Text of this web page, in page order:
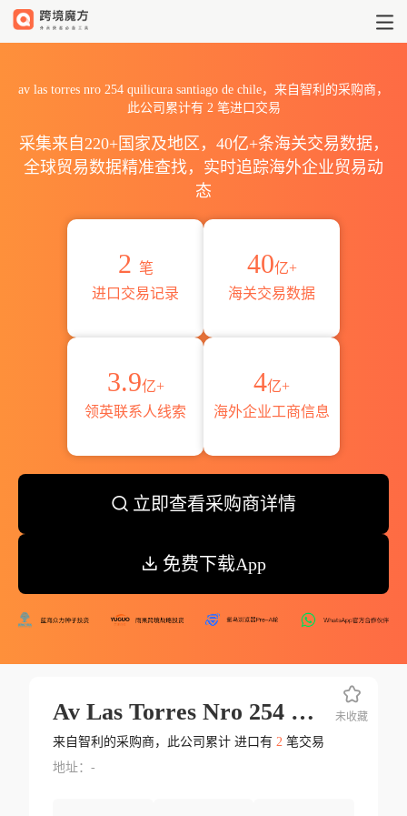
av las torres nro 254 quilicura santiago de chile，来自智利的采购商，
此公司累计有 2笔进口交易
采集来自220+国家及地区，40亿+条海关交易数据，
全球贸易数据精准查找，实时追踪海外企业贸易动
态
2 笔
进口交易记录
40亿+
海关交易数据
3.9亿+
领英联系人线索
4亿+
海外企业工商信息
立即查看采购商详情
免费下载App
Av Las Torres Nro 254 Quilicura Santiago De Chile
来自智利的采购商，此公司累计 进口有 2笔交易
地址：-
未收藏